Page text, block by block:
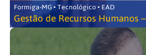
Formiga-MG • Tecnológico • EAD
Gestão de Recursos Humanos